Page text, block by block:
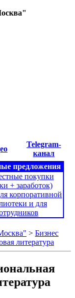
Telegram-
канал
предложения
покупки
+ заработок)
корпоративной
и для
> Бизнес
литература